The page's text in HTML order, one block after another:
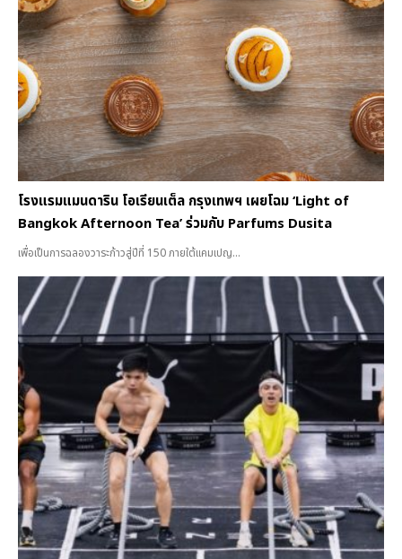
โรงแรมแมนดาริน โอเรียนเต็ล กรุงเทพฯ เผยโฉม ‘Light of
Bangkok Afternoon Tea’ ร่วมกับ Parfums Dusita
เพื่อเป็นการฉลองวาระก้าวสู่ปีที่ 150 ภายใต้แคมเปญ...